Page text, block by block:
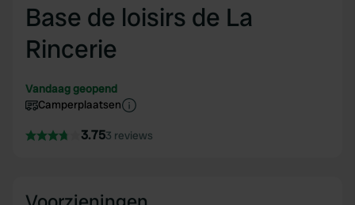
Base de loisirs de La
Rincerie
Vandaag geopend
Camperplaatsen
3.753 reviews